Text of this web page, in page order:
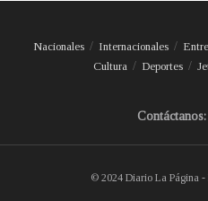
Nacionales Internacionales
Cultura
Deportes
© 2024 Diario La Página